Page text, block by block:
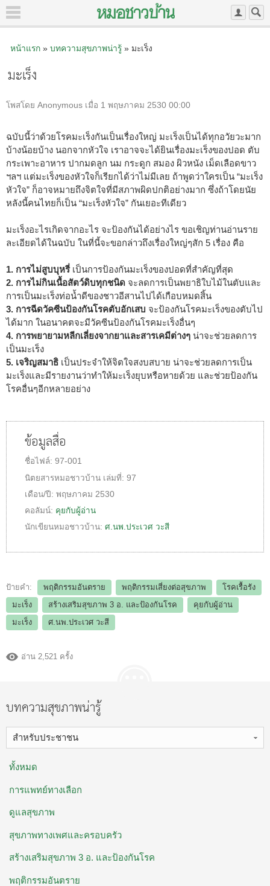
หน้าแรก» บทความสุขภาพน่ารู้» มะเร็ง
มะเร็ง
โพสโดย Anonymous เมื่อ 1 พฤษภาคม 2530 00:00
ฉบับนี้ว่าด้วยโรคมะเร็งกันเป็นเรื่องใหญ่ มะเร็งเป็นได้ทุกอวัยวะมาก
บ้างน้อยบ้าง นอกจากหัวใจ เราอาจจะได้ยินเรื่องมะเร็งของปอด ตับ
กระเพาะอาหาร ปากมดลูก นม กระดูก สมอง ผิวหนัง เม็ดเลือดขาว
ฯลฯ แต่มะเร็งของหัวใจก็เรียกได้ว่าไม่มีเลย ถ้าพูดว่าใครเป็น “มะเร็ง
หัวใจ” ก็อาจหมายถึงจิตใจที่มีสภาพผิดปกติอย่างมาก ซึ่งถ้าโดยนัย
หลังนี้คนไทยก็เป็น “มะเร็งหัวใจ” กันเยอะทีเดียว
มะเร็งอะไรเกิดจากอะไร จะป้องกันได้อย่างไร ขอเชิญท่านอ่านราย
ละเอียดได้ในฉบับ ในที่นี้จะขอกล่าวถึงเรื่องใหญ่ๆสัก 5 เรื่อง คือ
1. การไม่สูบบุหรี่เป็นการป้องกันมะเร็งของปอดที่สำคัญที่สุด
2. การไม่กินเนื้อสัตว์ดิบทุกชนิด จะลดการเป็นพยาธิใบไม้ในตับและ
การเป็นมะเร็งท่อน้ำดีของชาวอีสานไปได้เกือบหมดสิ้น
3. การฉีดวัคซีนป้องกันโรคตับอักเสบ จะป้องกันโรคมะเร็งของตับไป
ได้มาก ในอนาคตจะมีวัคซีนป้องกันโรคมะเร็งอื่นๆ
4. การพยายามหลีกเลี่ยงจากยาและสารเคมีต่างๆ น่าจะช่วยลดการ
เป็นมะเร็ง
5. เจริญสมาธิ เป็นประจำให้จิตใจสงบสบาย น่าจะช่วยลดการเป็น
มะเร็งและมีรายงานว่าทำให้มะเร็งยุบหรือหายด้วย และช่วยป้องกัน
โรคอื่นๆอีกหลายอย่าง
ข้อมูลสื่อ
ชื่อไฟล์: 97-001
นิตยสารหมอชาวบ้าน เล่มที่: 97
เดือน/ปี: พฤษภาคม 2530
คอลัมน์: คุยกับผู้อ่าน
นักเขียนหมอชาวบ้าน: ศ.นพ.ประเวศ วะสี
ป้ายคำ: พฤติกรรมอันตราย พฤติกรรมเสี่ยงต่อสุขภาพ
โรคเรื้อรัง
มะเร็ง
สร้างเสริมสุขภาพ 3 อ.​ และป้องกันโรค
คุยกับผู้อ่าน
มะเร็ง
ศ.นพ.ประเวศ วะสี
อ่าน 2,521 ครั้ง
บทความสุขภาพน่ารู้
สำหรับประชาชน
ทั้งหมด
การแพทย์ทางเลือก
ดูแลสุขภาพ
สุขภาพทางเพศและครอบครัว
สร้างเสริมสุขภาพ 3 อ. ​และป้องกันโรค
พฤติกรรมอันตราย